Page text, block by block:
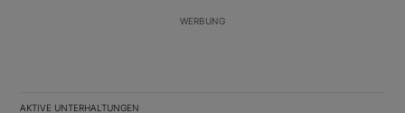
WERBUNG
AKTIVE UNTERHALTUNGEN